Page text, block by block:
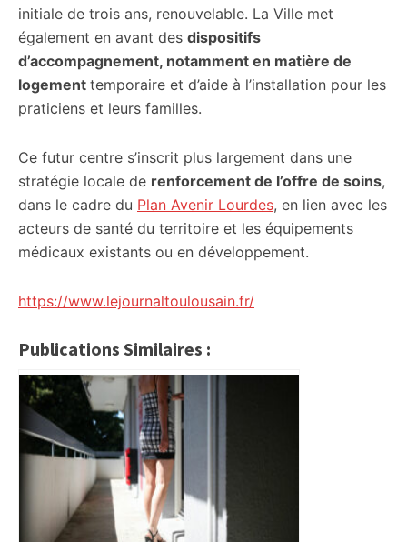
initiale de trois ans, renouvelable. La Ville met
également en avant des dispositifs
d’accompagnement, notamment en matière de
logement temporaire et d’aide à l’installation pour les
praticiens et leurs familles.
Ce futur centre s’inscrit plus largement dans une
stratégie locale de renforcement de l’offre de soins,
dans le cadre du Plan Avenir Lourdes, en lien avec les
acteurs de santé du territoire et les équipements
médicaux existants ou en développement.
https://www.lejournaltoulousain.fr/
Publications Similaires :